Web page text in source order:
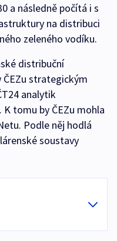
a následně počítá i s
na distribuci
zeleného vodíku.
distribuční
strategickým
analytik
tomu by ČEZu mohla
Podle něj hodlá
soustavy